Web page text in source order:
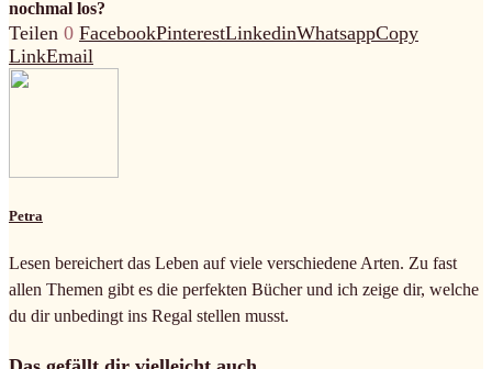
nochmal los?
Teilen 0 FacebookPinterestLinkedinWhatsappCopy
LinkEmail
Petra
Lesen bereichert das Leben auf viele verschiedene Arten. Zu fast
allen Themen gibt es die perfekten Bücher und ich zeige dir, welche
du dir unbedingt ins Regal stellen musst.